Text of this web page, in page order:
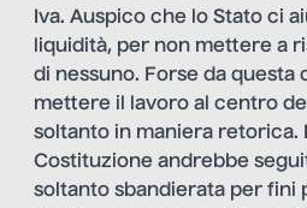
Iva. Auspico che lo Stato ci
liquidità, per non mettere a
di nessuno. Forse da questa
mettere il lavoro al centro
soltanto in maniera retorica.
Costituzione andrebbe
soltanto sbandierata per fini